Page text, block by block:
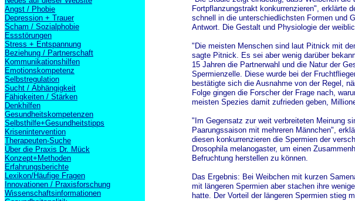
Angst / Phobie
Depression + Trauer
Scham / Sozialphobie
Essstörungen
Stress + Entspannung
Beziehung / Partnerschaft
Kommunikationshilfen
Emotionskompetenz
Selbstregulation
Sucht / Abhängigkeit
Fähigkeiten / Stärken
Denkhilfen
Gesundheitskompetenzen
Selbsthilfe+Gesundheitstipps
Krisenintervention
Therapeuten-Suche
Über die Praxis Dr. Mück
Konzept+Methoden
Erfahrungsberichte
Lexikon/Häufige Fragen
Innovationen / Praxisforschung
Wissenschaftsinformationen
Fortpflanzungstrakt konkurrenzieren", erklärte
schnell in die unterschiedlichsten Formen und
Antwort. Die Gestalt und Physiologie der
"Die meisten Menschen sind laut Pitnick mit
sagte Pitnick. Es sei aber wenig darüber
15 Jahren die Partnerwahl und die Natur der
Spermienzelle. Diese wurde bei der
bestätigte sich die Ausnahme von der Regel,
Folge gingen die Forscher der Frage nach,
meisten Spezies damit zufrieden geben,
"Im Gegensatz zur weit verbreiteten Meinung
Paarungssaison mit mehreren Männchen",
diesen konkurrenzieren die Spermien der
Drosophila melanogaster, um einen
Befruchtung herstellen zu können.
Das Ergebnis: Bei Weibchen mit kurzen
mit längeren Spermien aber stachen ihre
hatte. Der Vorteil der längeren Spermien stieg